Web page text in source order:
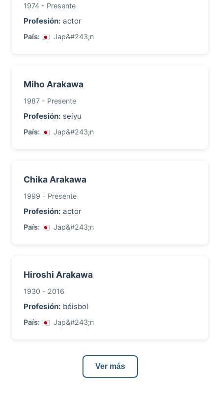
1974 - Presente
Profesión: actor
País: Jap&#243;n
Miho Arakawa
1987 - Presente
Profesión: seiyu
País: Jap&#243;n
Chika Arakawa
1999 - Presente
Profesión: actor
País: Jap&#243;n
Hiroshi Arakawa
1930 - 2016
Profesión: béisbol
País: Jap&#243;n
Ver más